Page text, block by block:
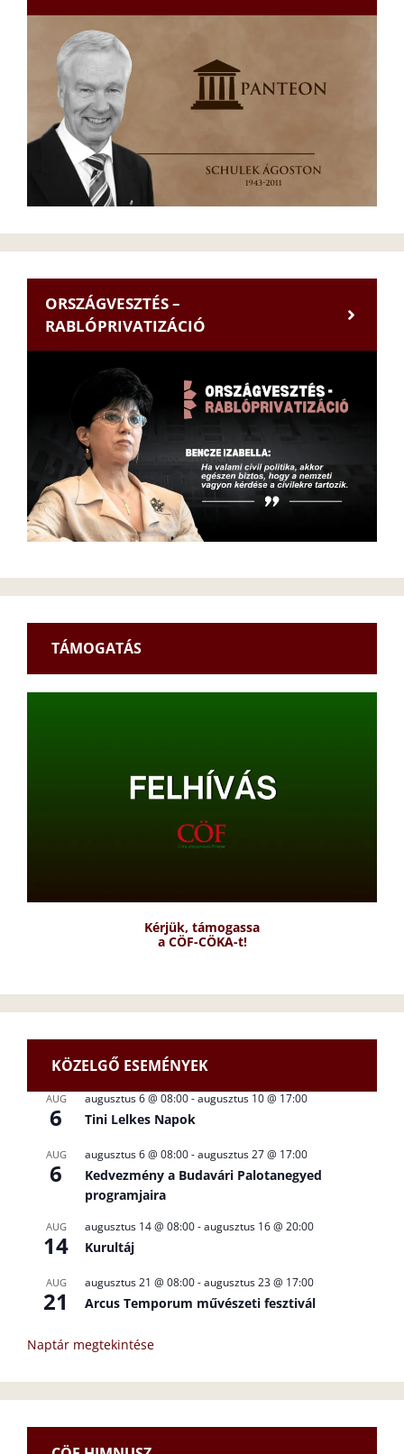
ORSZÁGVESZTÉS –
RABLÓPRIVATIZÁCIÓ
TÁMOGATÁS
Kérjük, támogassa
a CÖF-CÖKA-t!
KÖZELGŐ ESEMÉNYEK
AUG
6
augusztus 6 @ 08:00-augusztus 10 @ 17:00
Tini Lelkes Napok
AUG
6
augusztus 6 @ 08:00-augusztus 27 @ 17:00
Kedvezmény a Budavári Palotanegyed
programjaira
AUG
14
augusztus 14 @ 08:00-augusztus 16 @ 20:00
Kurultáj
AUG
21
augusztus 21 @ 08:00-augusztus 23 @ 17:00
Arcus Temporum művészeti fesztivál
Naptár megtekintése